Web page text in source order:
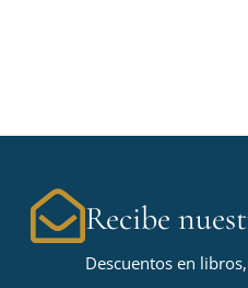
Recibe
Descuentos en